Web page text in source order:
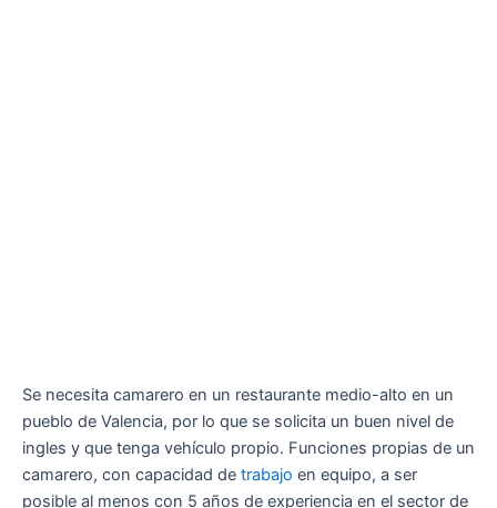
Se necesita camarero en un restaurante medio-alto en un
pueblo de Valencia, por lo que se solicita un buen nivel de
ingles y que tenga vehículo propio. Funciones propias de un
camarero, con capacidad de trabajo en equipo, a ser
posible al menos con 5 años de experiencia en el sector de